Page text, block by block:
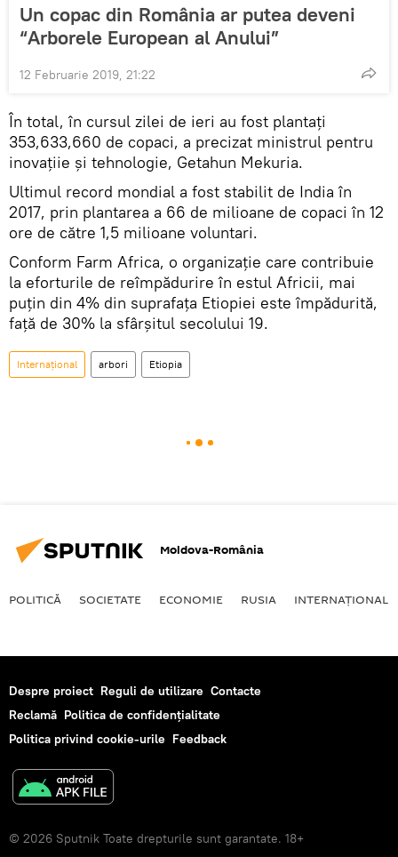
Un copac din România ar putea deveni
“Arborele European al Anului”
12 Februarie 2019, 21:22
În total, în cursul zilei de ieri au fost plantaţi
353,633,660 de copaci, a precizat ministrul pentru
inovaţiie şi tehnologie, Getahun Mekuria.
Ultimul record mondial a fost stabilit de India în
2017, prin plantarea a 66 de milioane de copaci în 12
ore de către 1,5 milioane voluntari.
Conform Farm Africa, o organizaţie care contribuie
la eforturile de reîmpădurire în estul Africii, mai
puţin din 4% din suprafaţa Etiopiei este împădurită,
faţă de 30% la sfârşitul secolului 19.
Internaţional arbori Etiopia
Moldova-România
POLITICĂ SOCIETATE ECONOMIE RUSIA INTERNAŢIONAL
Despre proiect Reguli de utilizare Contacte
Reclamă Politica de confidențialitate
Politica privind cookie-urile Feedback
© 2026 Sputnik Toate drepturile sunt garantate. 18+